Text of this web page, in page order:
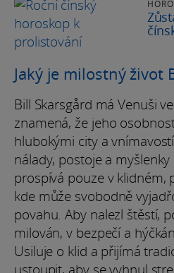
Jaký je milostný život
Bill Skarsgård má Venuši
znamená, že jeho
hlubokými city a
nálady, postoje a
prospívá pouze v klidném,
kde může svobodně
povahu. Aby nalezl štěstí,
milován, v bezpečí a
Usiluje o klid a přijímá